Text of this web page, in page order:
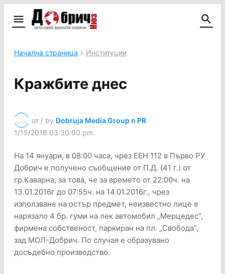
Начална страница Институции
Кражбите днес
от / by Dobruja Media Group n PR
1/15/2016 03:30:00 pm
На 14 януари, в 08:00 часа, чрез ЕЕН 112 в Първо РУ
Добрич e получено съобщение от П.Д. (41 г.) от
гр.Каварна, за това, че за времето от 22:00ч. на
13.01.2016г до 07:55ч. на 14.01.2016г., чрез
използване на остър предмет, неизвестно лице е
нарязало 4 бр. гуми на лек автомобил „Мерцедес”,
фирмена собственост, паркиран на пл. „Свобода”,
зад МОЛ-Добрич. По случая е образувано
досъдебно производство.